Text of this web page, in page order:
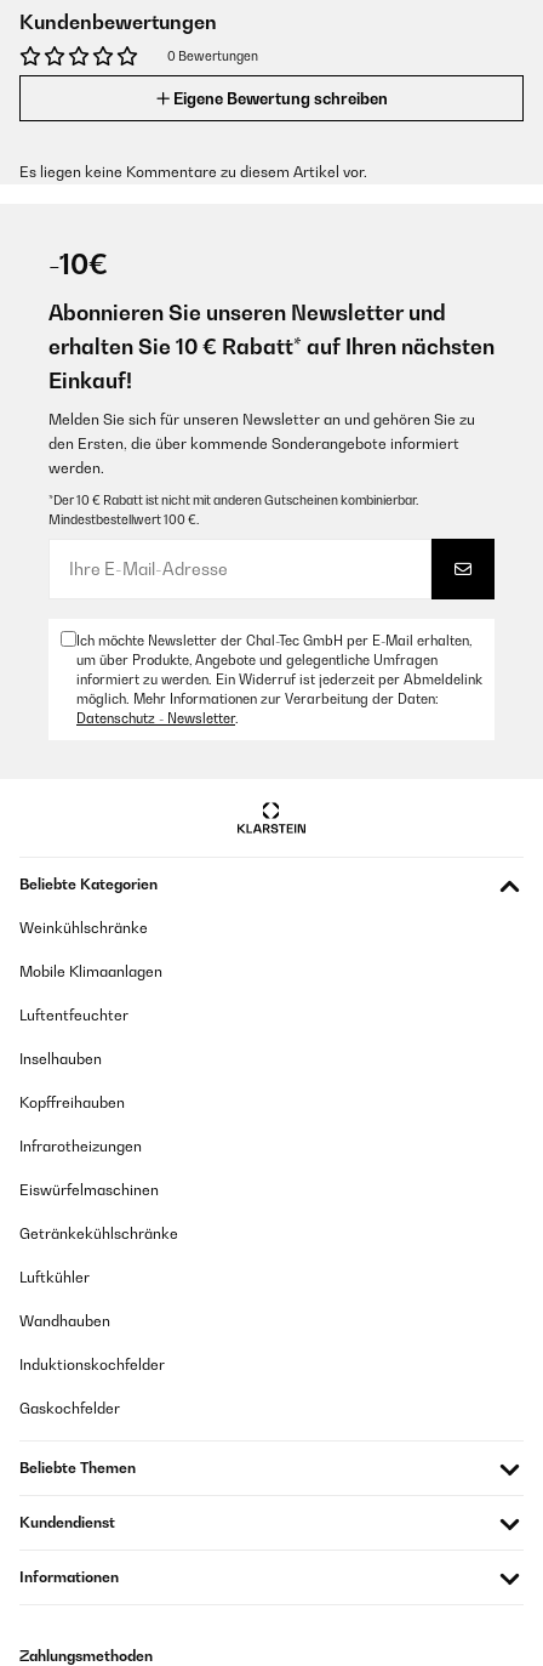
Kundenbewertungen
0 Bewertungen
Eigene Bewertung schreiben
Es liegen keine Kommentare zu diesem Artikel vor.
-10€
Abonnieren Sie unseren Newsletter und
erhalten Sie 10 € Rabatt* auf Ihren nächsten
Einkauf!
Melden Sie sich für unseren Newsletter an und gehören Sie zu
den Ersten, die über kommende Sonderangebote informiert
werden.
*Der 10 € Rabatt ist nicht mit anderen Gutscheinen kombinierbar.
Mindestbestellwert 100 €.
Ich möchte Newsletter der Chal-Tec GmbH per E-Mail erhalten,
um über Produkte, Angebote und gelegentliche Umfragen
informiert zu werden. Ein Widerruf ist jederzeit per Abmeldelink
möglich. Mehr Informationen zur Verarbeitung der Daten:
Datenschutz - Newsletter.
Beliebte Kategorien
Weinkühlschränke
Mobile Klimaanlagen
Luftentfeuchter
Inselhauben
Kopffreihauben
Infrarotheizungen
Eiswürfelmaschinen
Getränkekühlschränke
Luftkühler
Wandhauben
Induktionskochfelder
Gaskochfelder
Beliebte Themen
Kundendienst
Informationen
Zahlungsmethoden